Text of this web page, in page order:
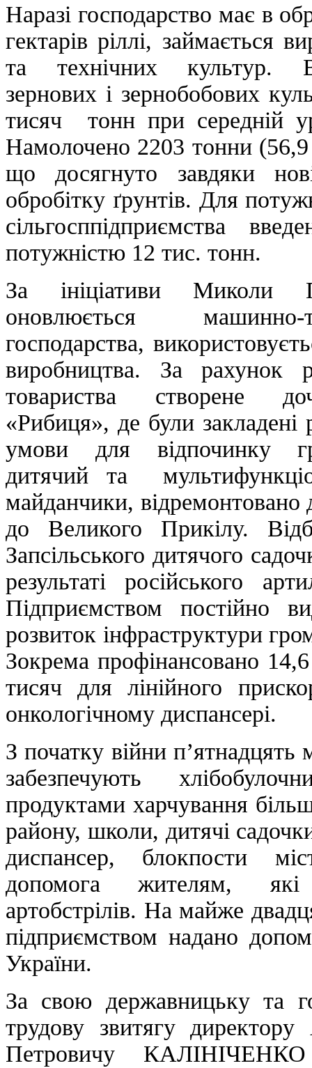
Наразі господарство має в
гектарів ріллі, займається
та технічних культур.
зернових і зернобобових
тисяч тонн при середній
Намолочено 2203 тонни
що досягнуто завдяки
обробітку ґрунтів. Для
сільгосппідприємства
потужністю 12 тис. тонн.
За ініціативи Миколи
оновлюється
господарства,
виробництва. За рахунок
товариства створене
«Рибиця», де були закладені
умови для відпочинку
дитячий та
майданчики, відремонтовано
до Великого Прикілу.
Запсільського дитячого
результаті російського
Підприємством постійно
розвиток інфраструктури
Зокрема профінансовано
тисяч для лінійного
онкологічному диспансері.
З початку війни пʼятнадцять
забезпечують
продуктами харчування
району, школи, дитячі
диспансер, блокпости
допомога жителям,
артобстрілів. На майже
підприємством надано
України.
За свою державницьку та
трудову звитягу
Петровичу